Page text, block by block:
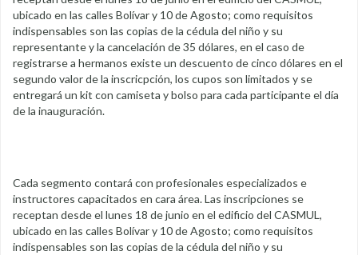
ubicado en las calles Bolívar y 10 de Agosto; como requisitos
indispensables son las copias de la cédula del niño y su
representante y la cancelación de 35 dólares, en el caso de
registrarse a hermanos existe un descuento de cinco dólares en el
segundo valor de la inscricpción, los cupos son limitados y se
entregará un kit con camiseta y bolso para cada participante el día
de la inauguración.
Cada segmento contará con profesionales especializados e
instructores capacitados en cara área. Las inscripciones se
receptan desde el lunes 18 de junio en el edificio del CASMUL,
ubicado en las calles Bolívar y 10 de Agosto; como requisitos
indispensables son las copias de la cédula del niño y su